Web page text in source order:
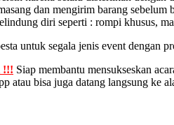
dan mengirim barang sebelum
diri seperti : rompi khusus,
untuk segala jenis event dengan
!!! Siap membantu mensukseskan
atau bisa juga datang langsung ke